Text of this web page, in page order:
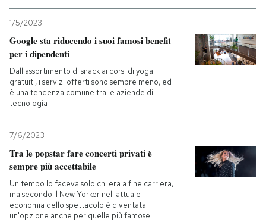
1/5/2023
Google sta riducendo i suoi famosi benefit
per i dipendenti
Dall'assortimento di snack ai corsi di yoga
gratuiti, i servizi offerti sono sempre meno, ed
è una tendenza comune tra le aziende di
tecnologia
7/6/2023
Tra le popstar fare concerti privati è
sempre più accettabile
Un tempo lo faceva solo chi era a fine carriera,
ma secondo il New Yorker nell'attuale
economia dello spettacolo è diventata
un'opzione anche per quelle più famose